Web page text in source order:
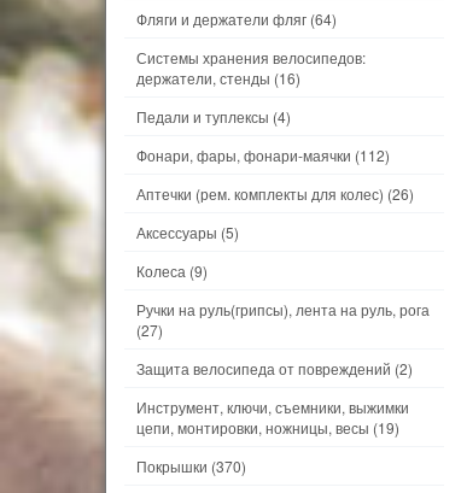
Фляги и держатели фляг (64)
Системы хранения велосипедов:
держатели, стенды (16)
Педали и туплексы (4)
Фонари, фары, фонари-маячки (112)
Аптечки (рем. комплекты для колес) (26)
Аксессуары (5)
Колеса (9)
Ручки на руль(грипсы), лента на руль, рога
(27)
Защита велосипеда от повреждений (2)
Инструмент, ключи, съемники, выжимки
цепи, монтировки, ножницы, весы (19)
Покрышки (370)